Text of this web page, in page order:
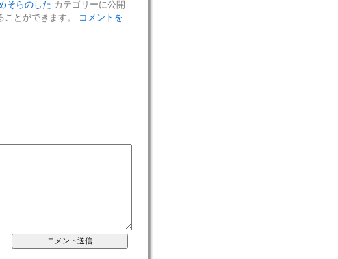
そらのした カテゴリーに公開
ことができます。
コメントを